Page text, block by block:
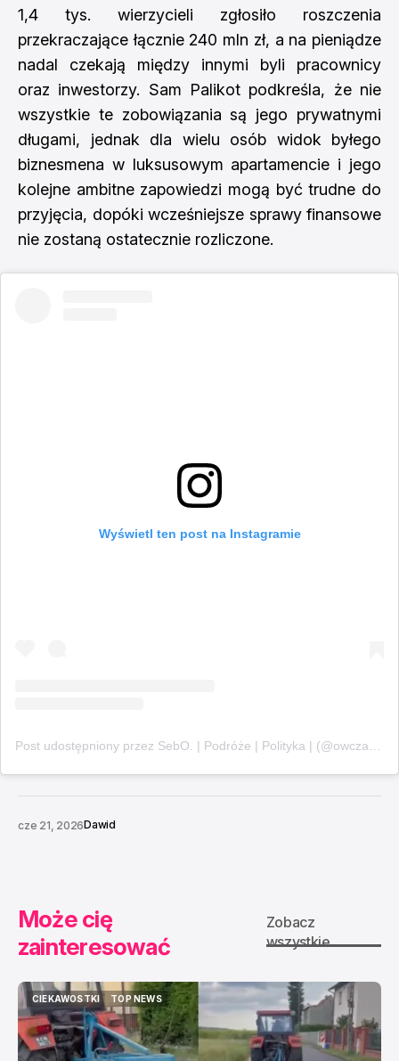
1,4 tys. wierzycieli zgłosiło roszczenia
przekraczające łącznie 240 mln zł, a na pieniądze
nadal czekają między innymi byli pracownicy
oraz inwestorzy. Sam Palikot podkreśla, że nie
wszystkie te zobowiązania są jego prywatnymi
długami, jednak dla wielu osób widok byłego
biznesmena w luksusowym apartamencie i jego
kolejne ambitne zapowiedzi mogą być trudne do
przyjęcia, dopóki wcześniejsze sprawy finansowe
nie zostaną ostatecznie rozliczone.
Wyświetl ten post na Instagramie
cze 21, 2026Dawid
Może cię
zainteresować
Zobacz
wszystkie
CIEKAWOSTKI
CIEKAWOSTKI
TOP NEWS
TOP NEWS